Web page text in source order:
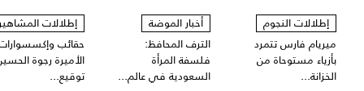
إطلالات النجوم
ميريام فارس تتمرد
بأزياء مستوحاة من
الخزانة...
أخبار الموضة
الترف المحافظ:
فلسفة المرأة
السعودية في عالم...
إطلالات
حقائب
الأميرة رجوة
توقيع...